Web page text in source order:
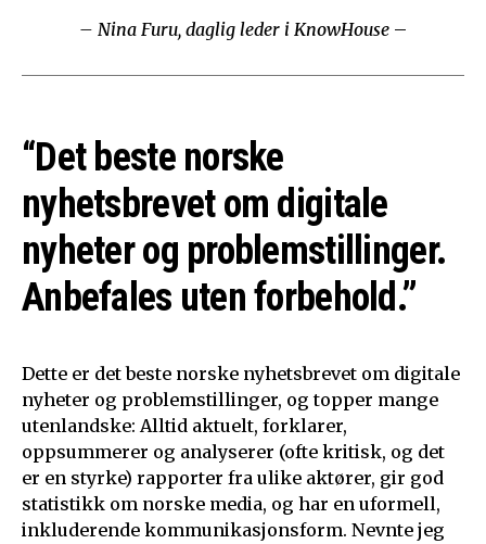
– Nina Furu, daglig leder i KnowHouse –
“Det beste norske
nyhetsbrevet om digitale
nyheter og problemstillinger.
Anbefales uten forbehold.”
Dette er det beste norske nyhetsbrevet om digitale
nyheter og problemstillinger, og topper mange
utenlandske: Alltid aktuelt, forklarer,
oppsummerer og analyserer (ofte kritisk, og det
er en styrke) rapporter fra ulike aktører, gir god
statistikk om norske media, og har en uformell,
inkluderende kommunikasjonsform. Nevnte jeg